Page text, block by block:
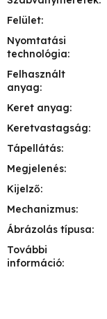
Felület:
Nyomtatási
technológia:
Felhasznált
anyag:
Keret anyag:
Keretvastagság:
Tápellátás:
Megjelenés:
Kijelző:
Mechanizmus:
Ábrázolás típusa:
További
információ: